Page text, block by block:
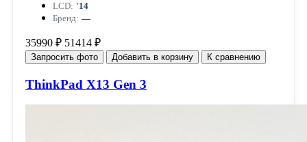
LCD: '14
Бренд: —
35990 ₽ 51414 ₽
Запросить фото Добавить в корзину К сравнению
ThinkPad X13 Gen 3